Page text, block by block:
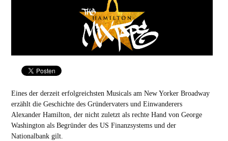
Eines der derzeit erfolgreichsten Musicals am New Yorker Broadway
erzählt die Geschichte des Gründervaters und Einwanderers
Alexander Hamilton, der nicht zuletzt als rechte Hand von George
Washington als Begründer des US Finanzsystems und der
Nationalbank gilt.